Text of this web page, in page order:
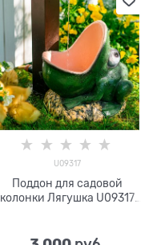
U09317
Поддон для садовой
колонки Лягушка U09317